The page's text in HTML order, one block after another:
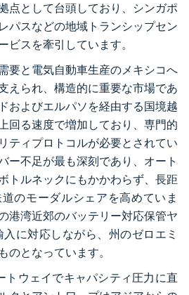
点として台頭しており、シンガポ
パスなどの地域トランシップセン
ビスを牽引しています。
要と電気自動車生産のメキシコへ
えられ、構造的に重要な市場であ
およびエルパソを経由する国境越
回る速度で増加しており、専門的
ティプロトコルが必要とされてい
ー不足が最も深刻であり、オート
トルネックにもかかわらず、長距
のモーダルシェアを高めていま
港湾近郊のバッテリー対応保管ヤ
に対応しながら、州のゼロエミ
のとなっています。
トウェイでキャパシティ圧力に直